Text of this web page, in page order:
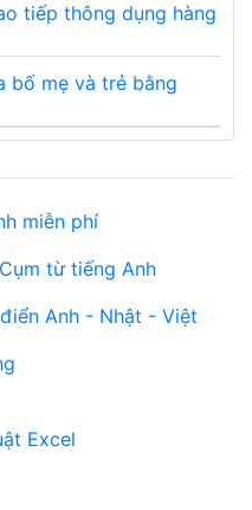
tiếp thông dụng hàng
bố mẹ và trẻ bằng
miễn phí
Cụm từ tiếng Anh
Anh - Nhật - Việt
Excel